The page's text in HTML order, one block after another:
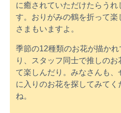
に癒されていただけたらうれ
す。おりがみの鶴を折って楽
さまもいますよ。
季節の12種類のお花が描かれ
り、スタッフ同士で推しのお
て楽しんだり。みなさんも、
に入りのお花を探してみてく
ね。